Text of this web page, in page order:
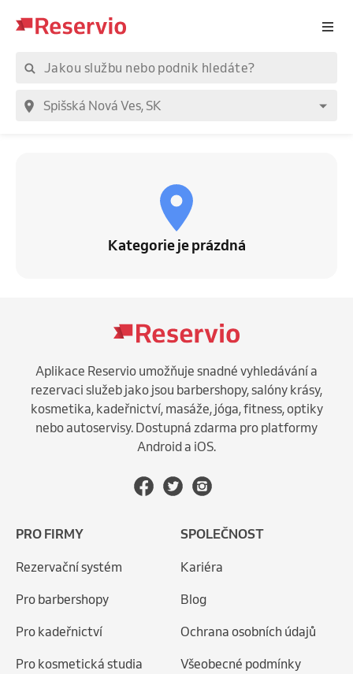
Kategorie je prázdná
Aplikace Reservio umožňuje snadné vyhledávání a
rezervaci služeb jako jsou barbershopy, salóny krásy,
kosmetika, kadeřnictví, masáže, jóga, fitness, optiky
nebo autoservisy. Dostupná zdarma pro platformy
Android a iOS.
PRO FIRMY
Rezervační systém
Pro barbershopy
Pro kadeřnictví
Pro kosmetická studia
SPOLEČNOST
Kariéra
Blog
Ochrana osobních údajů
Všeobecné podmínky